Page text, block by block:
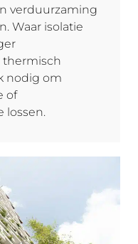
verduurzaming
Waar isolatie
thermisch
nodig om
of
lossen.